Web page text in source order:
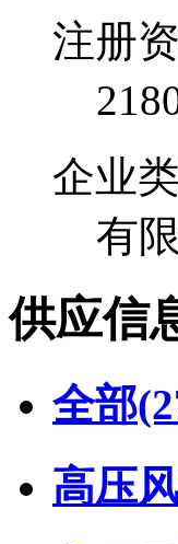
注册
企业
有
供应信
全部
高压